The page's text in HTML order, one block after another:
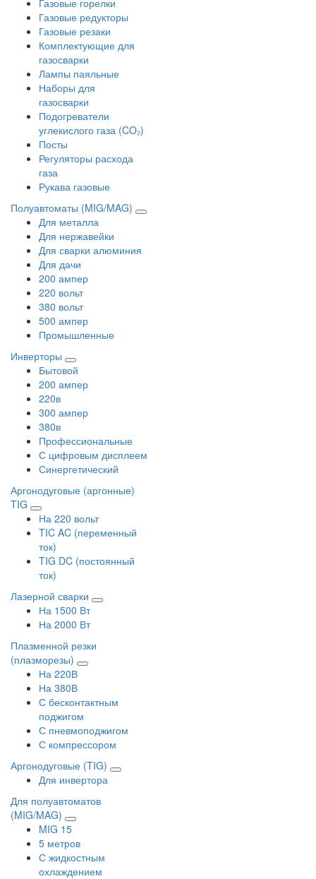
Газовые редукторы
Газовые резаки
Комплектующие для
газосварки
Лампы паяльные
Наборы для
газосварки
Подогреватели
углекислого газа (CO₂)
Посты
Регуляторы расхода
газа
Рукава газовые
Полуавтоматы (MIG/MAG)
Для металла
Для нержавейки
Для сварки алюминия
Для дачи
200 ампер
220 вольт
380 вольт
500 ампер
Промышленные
Инверторы
Бытовой
200 ампер
220в
300 ампер
380в
Профессиональные
С цифровым дисплеем
Синергетический
Аргонодуговые (аргонные)
TIG
На 220 вольт
TIC AC (переменный
ток)
TIG DC (постоянный
ток)
Лазерной сварки
На 1500 Вт
На 2000 Вт
Плазменной резки
(плазморезы)
На 220В
На 380В
С бесконтактным
поджигом
С пневмоподжигом
С компрессором
Аргонодуговые (TIG)
Для инвертора
Для полуавтоматов
(MIG/MAG)
MIG 15
5 метров
С жидкостным
охлаждением